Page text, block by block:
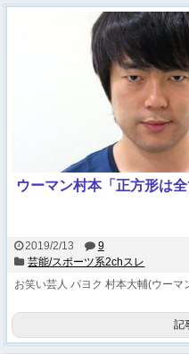
ウーマン村本「正方形は
2019/2/13
9
芸能/スポーツ系2chスレ
お笑い芸人 パヨク 村本大輔(ウーマ
記